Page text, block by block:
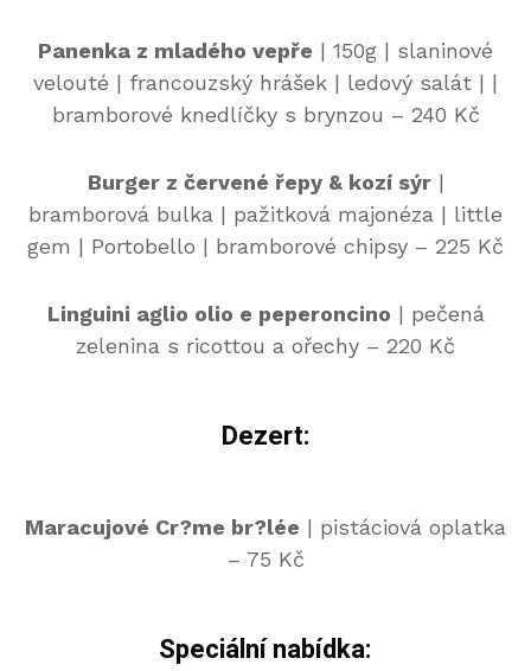
Panenka z mladého vepře | 150g | slaninové
velouté | francouzský hrášek | ledový salát | |
bramborové knedlíčky s brynzou – 240 Kč
Burger z červené řepy & kozí sýr|
bramborová bulka | pažitková majonéza | little
gem | Portobello | bramborové chipsy – 225 Kč
Linguini aglio olio e peperoncino | pečená
zelenina s ricottou a ořechy – 220 Kč
Dezert:
Maracujové Cr?me br?lée | pistáciová oplatka
– 75 Kč
Speciální nabídka: